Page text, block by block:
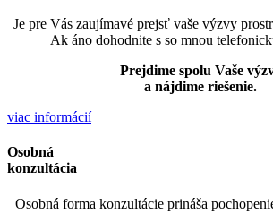
Je pre Vás zaujímavé prejsť vaše výzvy
Ak áno dohodnite s so mnou
Prejdime spolu Vaše
a nájdime riešenie.
viac informácií
Osobná
konzultácia
Osobná forma konzultácie prináša